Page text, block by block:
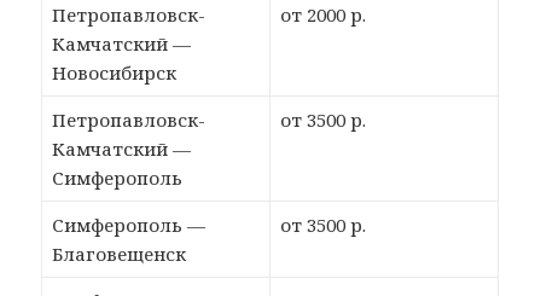
Петропавловск-
Камчатский —
Новосибирск
от 2000 р.
Петропавловск-
Камчатский —
Симферополь
от 3500 р.
Симферополь —
Благовещенск
от 3500 р.